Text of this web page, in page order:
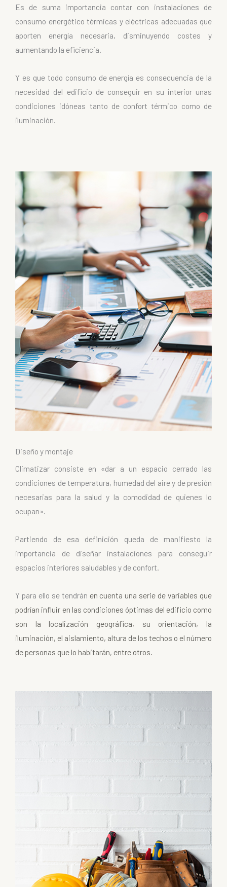
Es de suma importancia contar con instalaciones de
consumo energético térmicas y eléctricas adecuadas que
aporten energía necesaria, disminuyendo costes y
aumentando la eficiencia.
Y es que todo consumo de energía es consecuencia de la
necesidad del edificio de conseguir en su interior unas
condiciones idóneas tanto de confort térmico como de
iluminación.
Diseño y montaje
Climatizar consiste en «dar a un espacio cerrado las
condiciones de temperatura, humedad del aire y de presión
necesarias para la salud y la comodidad de quienes lo
ocupan».
Partiendo de esa definición queda de manifiesto la
importancia de diseñar instalaciones para conseguir
espacios interiores saludables y de confort.
Y para ello se tendrán en cuenta una serie de variables que
podrían influir en las condiciones óptimas del edificio como
son la localización geográfica, su orientación, la
iluminación, el aislamiento, altura de los techos o el número
de personas que lo habitarán, entre otros.